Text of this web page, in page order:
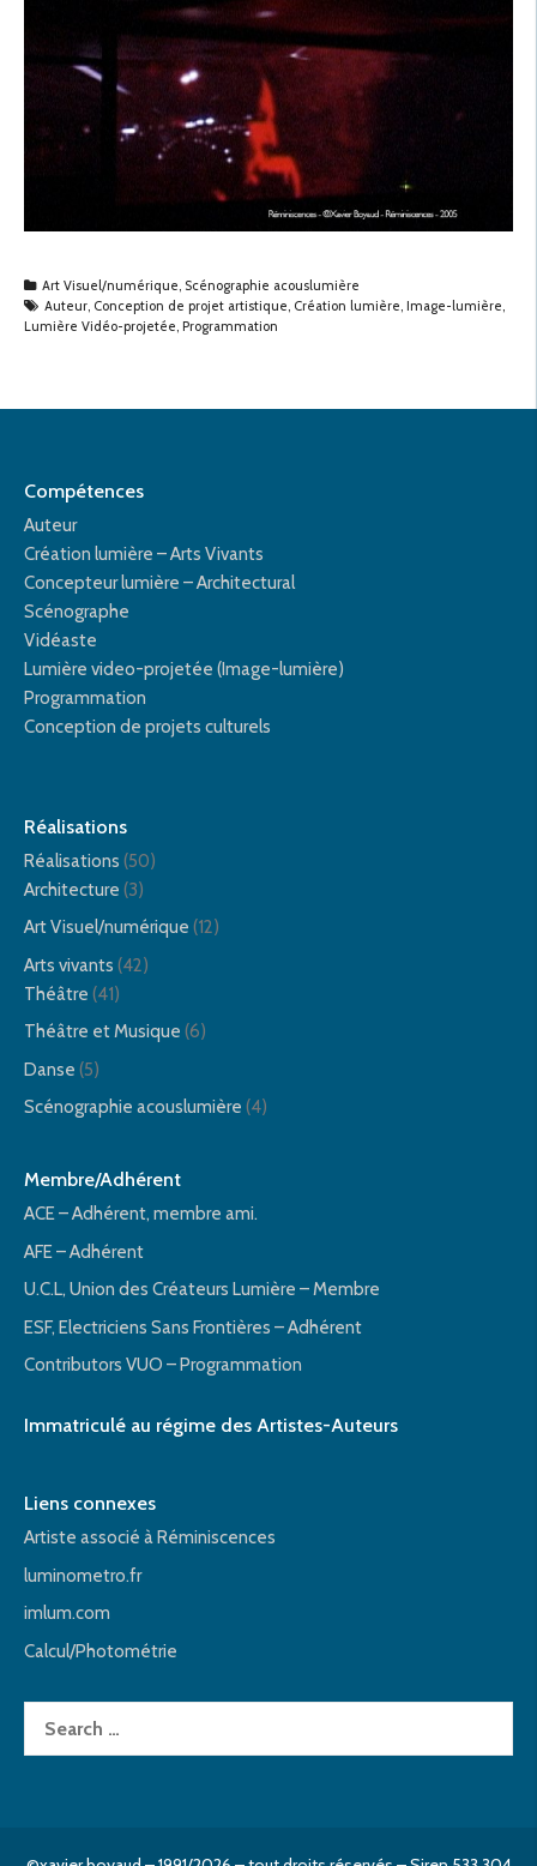
Art Visuel/numérique, Scénographie acouslumière
Auteur, Conception de projet artistique, Création lumière, Image-lumière,
Lumière Vidéo-projetée, Programmation
Compétences
Auteur
Création lumière – Arts Vivants
Concepteur lumière – Architectural
Scénographe
Vidéaste
Lumière video-projetée (Image-lumière)
Programmation
Conception de projets culturels
Réalisations
Réalisations (50)
Architecture (3)
Art Visuel/numérique (12)
Arts vivants (42)
Théâtre (41)
Théâtre et Musique (6)
Danse (5)
Scénographie acouslumière (4)
Membre/Adhérent
ACE – Adhérent, membre ami.
AFE – Adhérent
U.C.L, Union des Créateurs Lumière – Membre
ESF, Electriciens Sans Frontières – Adhérent
Contributors VUO – Programmation
Immatriculé au régime des Artistes-Auteurs
Liens connexes
Artiste associé à Réminiscences
luminometro.fr
imlum.com
Calcul/Photométrie